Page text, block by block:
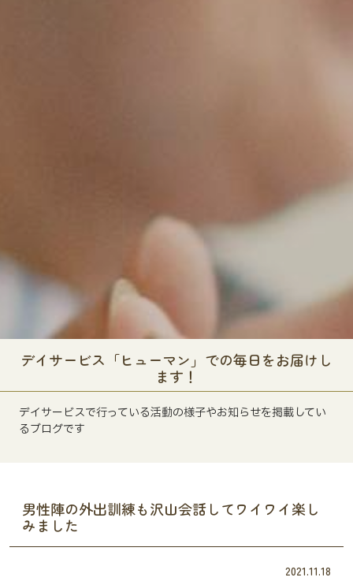
デイサービス「ヒューマン」での毎日をお届けし
ます！
デイサービスで行っている活動の様子やお知らせを掲載してい
るブログです
男性陣の外出訓練も沢山会話してワイワイ楽し
みました
2021.11.18